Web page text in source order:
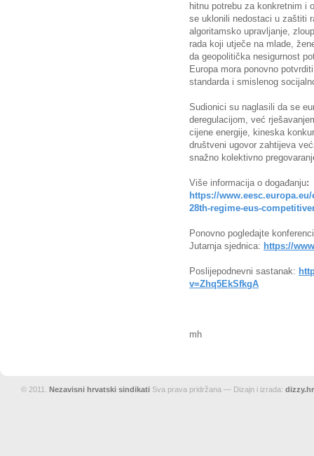
hitnu potrebu za konkretnim i
se uklonili nedostaci u zaštiti
algoritamsko upravljanje,
rada koji utječe na mlade,
da geopolitička nesigurnost
Europa mora ponovno
standarda i smislenog
Sudionici su naglasili da se
deregulacijom, već
cijene energije, kineska
društveni ugovor zahtijeva
snažno kolektivno
Više informacija o događanju:
https://
28th-regime-eus-
Ponovno pogledajte
Jutarnja sjednica: https://
Poslijepodnevni sastanak:
v=Zhq5EkSfkgA
mh
© 2011. Nezavisni hrvatski sindikati Sva prava pridržana — Dizajn i izrada: dizzy.hr